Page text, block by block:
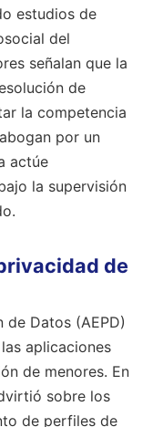
estudios de
del
señalan que la
de
la competencia
por un
actúe
la supervisión
de
de Datos (AEPD)
aplicaciones
de menores. En
sobre los
de perfiles de